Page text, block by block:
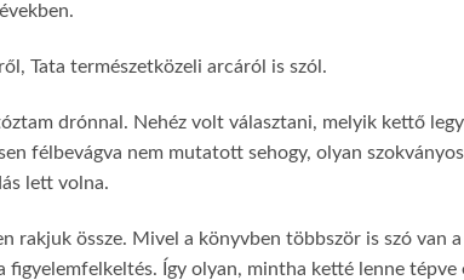
Tata természetközeli arcáról is szól.
drónnal. Nehéz volt választani, melyik kettő
félbevágva nem mutatott sehogy, olyan szokványos
lett volna.
rakjuk össze. Mivel a könyvben többször is szó van a
Így olyan, mintha ketté lenne tépve